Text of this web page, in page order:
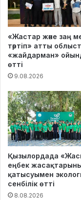
«Жастар және заң
тәртіп» атты
«жайдарман»
өтті
9.08.2026
Қызылордада
еңбек
қатысуымен
сенбілік өтті
8.08.2026